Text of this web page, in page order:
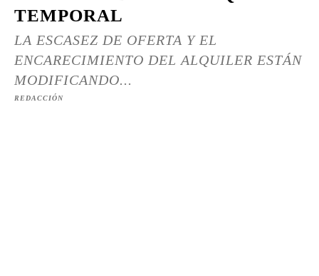
TEMPORAL
LA ESCASEZ DE OFERTA Y EL
ENCARECIMIENTO DEL ALQUILER ESTÁN
MODIFICANDO...
REDACCIÓN